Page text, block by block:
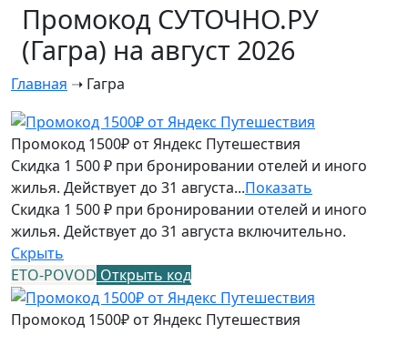
Промокод СУТОЧНО.РУ
(Гагра) на август 2026
Главная ➝ Гагра
Промокод 1500₽ от Яндекс Путешествия
Скидка 1 500 ₽ при бронировании отелей и иного
жилья. Действует до 31 августа...Показать
Скидка 1 500 ₽ при бронировании отелей и иного
жилья. Действует до 31 августа включительно.
Скрыть
ETO-POVOD Открыть код
Промокод 1500₽ от Яндекс Путешествия